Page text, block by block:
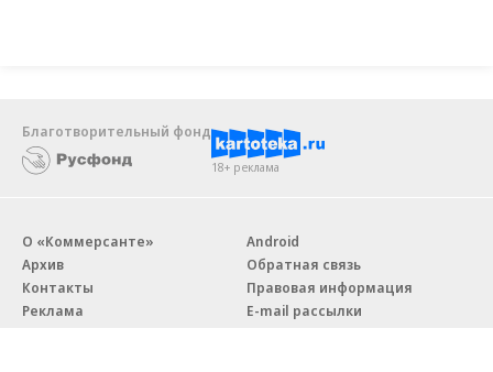
Благотворительный фонд
18+ реклама
О «Коммерсанте»
Архив
Контакты
Реклама
Android
Обратная связь
Правовая информация
E-mail рассылки